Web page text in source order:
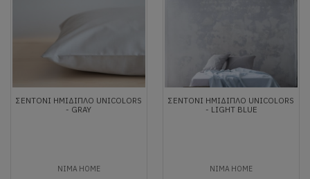
ΣΕΝΤΌΝΙ ΗΜΊΔΙΠΛΟ UNICOLORS
- GRAY
NIMA HOME
ΣΕΝΤΌΝΙ ΗΜΊΔΙΠΛΟ UNICOLORS
- LIGHT BLUE
NIMA HOME